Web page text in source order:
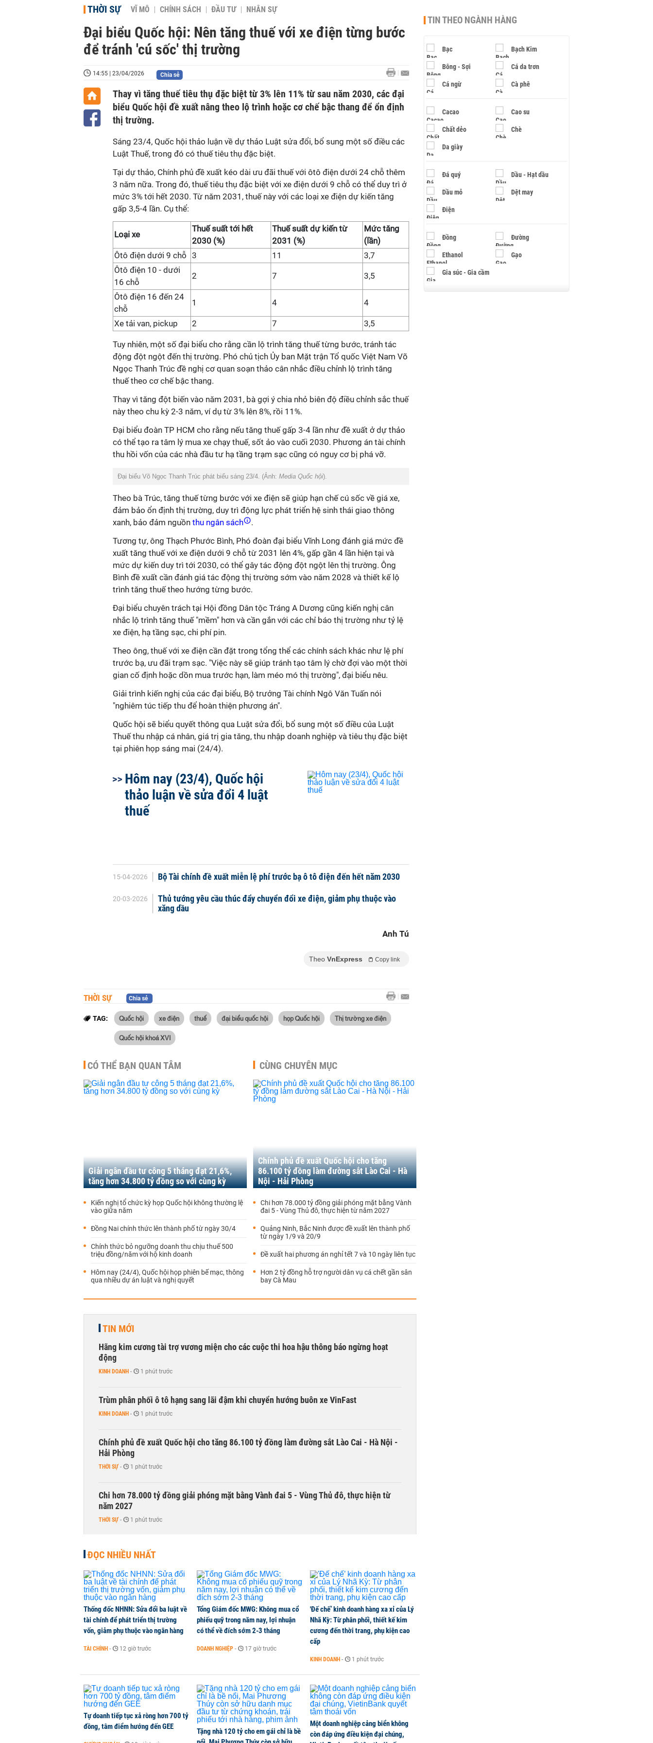
THỜI SỰ VĨ MÔ CHÍNH SÁCH ĐẦU TƯ NHÂN SỰ
Đại biểu Quốc hội: Nên tăng thuế với xe điện từng bước
để tránh 'cú sốc' thị trường
14:55 | 23/04/2026 Chia sẻ
Thay vì tăng thuế tiêu thụ đặc biệt từ 3% lên 11% từ sau năm 2030, các đại
biểu Quốc hội đề xuất nâng theo lộ trình hoặc cơ chế bậc thang để ổn định
thị trường.
Sáng 23/4, Quốc hội thảo luận về dự thảo Luật sửa đổi, bổ sung một số điều các
Luật Thuế, trong đó có thuế tiêu thụ đặc biệt.
Tại dự thảo, Chính phủ đề xuất kéo dài ưu đãi thuế với ôtô điện dưới 24 chỗ thêm
3 năm nữa. Trong đó, thuế tiêu thụ đặc biệt với xe điện dưới 9 chỗ có thể duy trì ở
mức 3% tới hết 2030. Từ năm 2031, thuế này với các loại xe điện dự kiến tăng
gấp 3,5-4 lần. Cụ thể:
Loại xe
Thuế suất tới hết
2030 (%)
Thuế suất dự kiến từ
2031 (%)
Mức tăng
(lần)
Ôtô điện dưới 9 chỗ
3 11
3,7
Ôtô điện 10 - dưới
16 chỗ
2 7 3,5
Ôtô điện 16 đến 24
chỗ
1 4 4
Xe tải van, pickup 2 7 3,5
Tuy nhiên, một số đại biểu cho rằng cần lộ trình tăng thuế từng bước, tránh tác
động đột ngột đến thị trường. Phó chủ tịch Ủy ban Mặt trận Tổ quốc Việt Nam Võ
Ngọc Thanh Trúc đề nghị cơ quan soạn thảo cân nhắc điều chỉnh lộ trình tăng
thuế theo cơ chế bậc thang.
Thay vì tăng đột biến vào năm 2031, bà gợi ý chia nhỏ biên độ điều chỉnh sắc thuế
này theo chu kỳ 2-3 năm, ví dụ từ 3% lên 8%, rồi 11%.
Đại biểu đoàn TP HCM cho rằng nếu tăng thuế gấp 3-4 lần như đề xuất ở dự thảo
có thể tạo ra tâm lý mua xe chạy thuế, sốt ảo vào cuối 2030. Phương án tài chính
thu hồi vốn của các nhà đầu tư hạ tầng trạm sạc cũng có nguy cơ bị phá vỡ.
Đại biểu Võ Ngọc Thanh Trúc phát biểu sáng 23/4. (Ảnh: Media Quốc hội).
Theo bà Trúc, tăng thuế từng bước với xe điện sẽ giúp hạn chế cú sốc về giá xe,
đảm bảo ổn định thị trường, duy trì động lực phát triển hệ sinh thái giao thông
xanh, bảo đảm nguồn thu ngân sách
.
Tương tự, ông Thạch Phước Bình, Phó đoàn đại biểu Vĩnh Long đánh giá mức đề
xuất tăng thuế với xe điện dưới 9 chỗ từ 2031 lên 4%, gấp gần 4 lần hiện tại và
mức dự kiến duy trì tới 2030, có thể gây tác động đột ngột lên thị trường. Ông
Bình đề xuất cần đánh giá tác động thị trường sớm vào năm 2028 và thiết kế lộ
trình tăng thuế theo hướng từng bước.
Đại biểu chuyên trách tại Hội đồng Dân tộc Tráng A Dương cũng kiến nghị cân
nhắc lộ trình tăng thuế "mềm" hơn và cần gắn với các chỉ báo thị trường như tỷ lệ
xe điện, hạ tầng sạc, chi phí pin.
Theo ông, thuế với xe điện cần đặt trong tổng thể các chính sách khác như lệ phí
trước bạ, ưu đãi trạm sạc. "Việc này sẽ giúp tránh tạo tâm lý chờ đợi vào một thời
gian cố định hoặc dồn mua trước hạn, làm méo mó thị trường", đại biểu nêu.
Giải trình kiến nghị của các đại biểu, Bộ trưởng Tài chính Ngô Văn Tuấn nói
"nghiêm túc tiếp thu để hoàn thiện phương án".
Quốc hội sẽ biểu quyết thông qua Luật sửa đổi, bổ sung một số điều của Luật
Thuế thu nhập cá nhân, giá trị gia tăng, thu nhập doanh nghiệp và tiêu thụ đặc biệt
tại phiên họp sáng mai (24/4).
Hôm nay (23/4), Quốc hội
thảo luận về sửa đổi 4 luật
thuế
15-04-2026 Bộ Tài chính đề xuất miễn lệ phí trước bạ ô tô điện đến hết năm 2030
20-03-2026
Thủ tướng yêu cầu thúc đẩy chuyển đổi xe điện, giảm phụ thuộc vào
xăng dầu
Anh Tú
Theo VnExpress Copy link
THỜI SỰ Chia sẻ
TAG: Quốc hội xe điện thuế đại biểu quốc hội họp Quốc hội Thị trường xe điện
Quốc hội khoá XVI
CÓ THỂ BẠN QUAN TÂM
Giải ngân đầu tư công 5 tháng đạt 21,6%,
tăng hơn 34.800 tỷ đồng so với cùng kỳ
Kiến nghị tổ chức kỳ họp Quốc hội không thường lệ
vào giữa năm
Đồng Nai chính thức lên thành phố từ ngày 30/4
Chính thức bỏ ngưỡng doanh thu chịu thuế 500
triệu đồng/năm với hộ kinh doanh
Hôm nay (24/4), Quốc hội họp phiên bế mạc, thông
qua nhiều dự án luật và nghị quyết
CÙNG CHUYÊN MỤC
Chính phủ đề xuất Quốc hội cho tăng
86.100 tỷ đồng làm đường sắt Lào Cai - Hà
Nội - Hải Phòng
Chi hơn 78.000 tỷ đồng giải phóng mặt bằng Vành
đai 5 - Vùng Thủ đô, thực hiện từ năm 2027
Quảng Ninh, Bắc Ninh được đề xuất lên thành phố
từ ngày 1/9 và 20/9
Đề xuất hai phương án nghỉ tết 7 và 10 ngày liên tục
Hơn 2 tỷ đồng hỗ trợ người dân vụ cá chết gần sân
bay Cà Mau
TIN MỚI
Hãng kim cương tài trợ vương miện cho các cuộc thi hoa hậu thông báo ngừng hoạt
động
KINH DOANH - 1 phút trước
Trùm phân phối ô tô hạng sang lãi đậm khi chuyển hướng buôn xe VinFast
KINH DOANH - 1 phút trước
Chính phủ đề xuất Quốc hội cho tăng 86.100 tỷ đồng làm đường sắt Lào Cai - Hà Nội -
Hải Phòng
THỜI SỰ - 1 phút trước
Chi hơn 78.000 tỷ đồng giải phóng mặt bằng Vành đai 5 - Vùng Thủ đô, thực hiện từ
năm 2027
THỜI SỰ - 1 phút trước
Tái cấu trúc đúng hướng, Nam Hoa hái trái ngọt trong kết quả kinh doanh nửa đầu
2026
CHUYỂN ĐỘNG THỊ TRƯỜNG - 1 phút trước
Doanh nghiệp 'họ FPT' chốt ngày nhận cổ tức 10.000 đồng/cp
DOANH NGHIỆP 1 phút trước
CEO ngân hàng lớn nhất nước Mỹ: ‘Nợ margin đang ở mức cao nhất mọi thời đại’
Báo cáo F&B QI/2026: Biến động chi phí và xu hướng bảo vệ lợi nhuận của doanh
nghiệp
1 phút trước
ĐỌC NHIỀU NHẤT
Thống đốc NHNN: Sửa đổi ba luật về
tài chính để phát triển thị trường
vốn, giảm phụ thuộc vào ngân hàng
TÀI CHÍNH - 12 giờ trước
Tổng Giám đốc MWG: Không mua cổ
phiếu quỹ trong năm nay, lợi nhuận
có thể về đích sớm 2-3 tháng
DOANH NGHIỆP - 17 giờ trước
'Đế chế’ kinh doanh hàng xa xỉ của Lý
Nhã Kỳ: Từ phân phối, thiết kế kim
cương đến thời trang, phụ kiện cao
cấp
KINH DOANH - 1 phút trước
Tự doanh tiếp tục xả ròng hơn 700 tỷ
đồng, tâm điểm hướng đến GEE
Tặng nhà 120 tỷ cho em gái chỉ là bề
Một doanh nghiệp cảng biển không
còn đáp ứng điều kiện đại chúng,
TIN THEO NGÀNH HÀNG
Bạc Bạch Kim
Bông - Sợi Cá da trơn
Cá ngừ Cà phê
Cacao Cao su
Chất dẻo Chè
Da giày
Đá quý Dầu - Hạt dầu
Dầu mỏ Dệt may
Điện
Đồng Đường
Ethanol Gạo
Gia súc - Gia cầm